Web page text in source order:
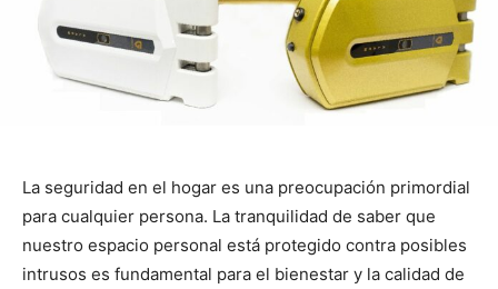
La seguridad en el hogar es una preocupación primordial
para cualquier persona. La tranquilidad de saber que
nuestro espacio personal está protegido contra posibles
intrusos es fundamental para el bienestar y la calidad de